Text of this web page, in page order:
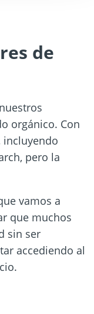
de
orgánico. Con
incluyendo
pero la
vamos a
que muchos
sin ser
accediendo al